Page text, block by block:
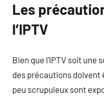
Les
l’IPTV
Bien que l’IPTV soit
des précautions doivent
peu scrupuleux sont